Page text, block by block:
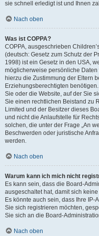
sie schnell erledigt ist und Ihnen
Nach oben
Was ist COPPA?
COPPA, ausgeschrieben
(deutsch: Gesetz zum Schutz der
1998) ist ein Gesetz in den USA,
möglicherweise persönliche
hierzu die Zustimmung der Eltern
Erziehungsberechtigten
Sie oder die Website, auf der Sie
Sie einen rechtlichen Beistand zu
Limited und der Besitzer dieses
und nicht die Anlaufstelle für
solchen, die unter der Frage „An
Beschwerden oder juristische
werden.
Nach oben
Warum kann ich mich nicht
Es kann sein, dass die Board-
ausgeschaltet hat, damit sich
Es könnte auch sein, dass Ihre
Sie sich registrieren möchten,
Sie sich an die Board-
Nach oben